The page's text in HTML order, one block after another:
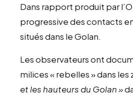
Dans rapport produit par
progressive des contacts
situés dans le Golan.
Les observateurs ont
milices « rebelles » dans
et les hauteurs du Golan »